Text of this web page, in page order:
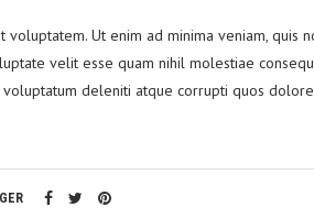
Ut enim ad minima veniam, quis
velit esse quam nihil molestiae
deleniti atque corrupti quos